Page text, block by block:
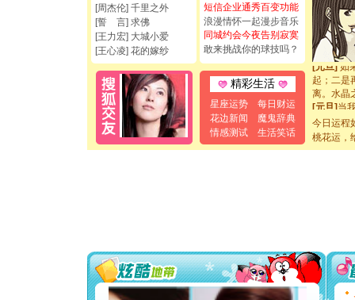
[周杰伦] 千里之外
[誓 言] 求佛
[王力宏] 大城小爱
[王心凌] 花的嫁纱
短信企业通秀百变功能
浪漫情怀一起漫步音乐
同城约会今夜告别寂寞
敢来挑战你的球技吗？
精彩生活
星座运势
每日财运
花边新闻
魔鬼辞典
情感测试
生活笑话
如意,快
[元旦]看
断电。爱
你是我专
[元旦]如
起；二是
离。水晶
[元旦]当
卖了。
[春节]风
要平安！
[圣诞节]
能正大
都要快乐
今日运程
桃花运，